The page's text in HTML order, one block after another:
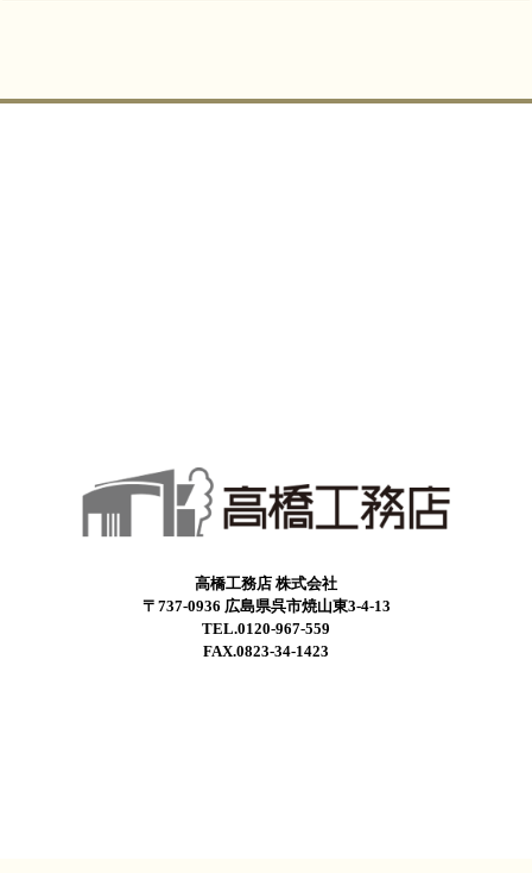
高橋工務店 株式会社
〒737-0936 広島県呉市焼山東3-4-13
TEL.0120-967-559
FAX.0823-34-1423